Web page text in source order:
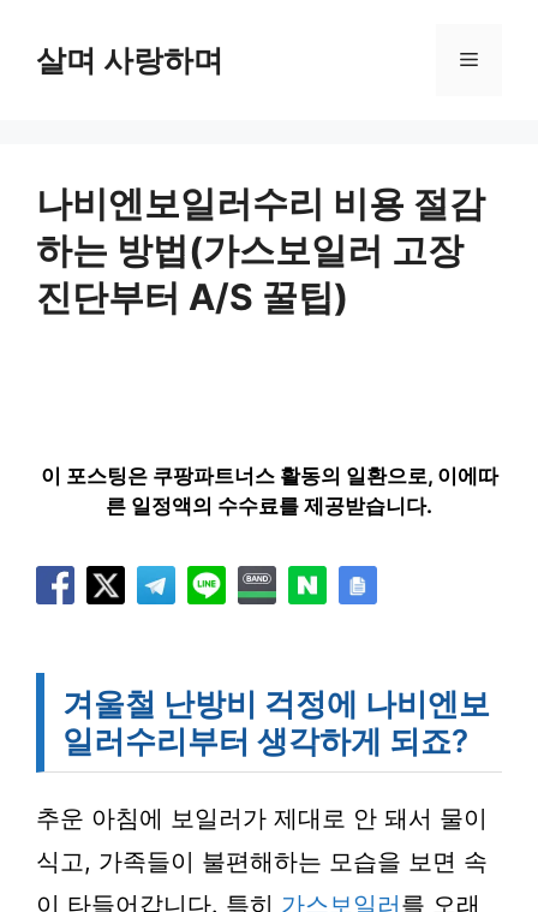
살며 사랑하며 메
나비엔보일러수리 비용 절감
하는 방법(가스보일러 고장
진단부터 A/S 꿀팁)
이 포스팅은 쿠팡파트너스 활동의 일환으로, 이에따
른 일정액의 수수료를 제공받습니다.
겨울철 난방비 걱정에 나비엔보
일러수리부터 생각하게 되죠?
추운 아침에 보일러가 제대로 안 돼서 물이
식고, 가족들이 불편해하는 모습을 보면 속
이 타들어갑니다. 특히 가스보일러를 오래